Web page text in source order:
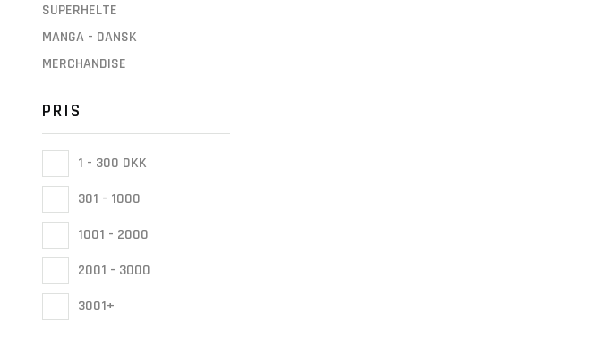
SUPERHELTE
MANGA - DANSK
MERCHANDISE
PRIS
1 - 300 DKK
301 - 1000
1001 - 2000
2001 - 3000
3001+